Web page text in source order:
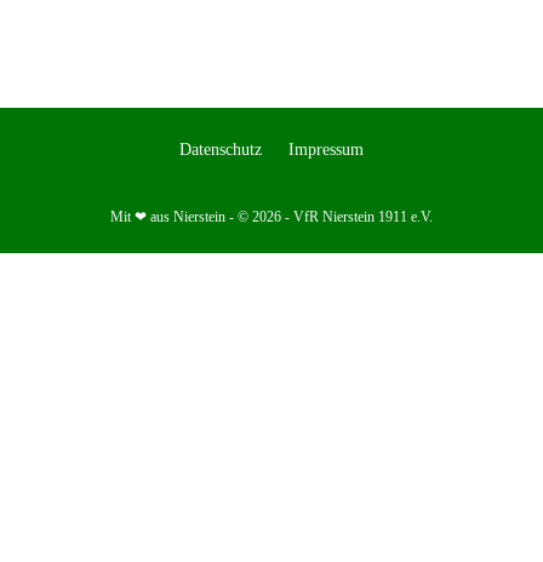
Datenschutz Impressum
Mit ❤ aus Nierstein - © 2026 - VfR Nierstein 1911 e.V.